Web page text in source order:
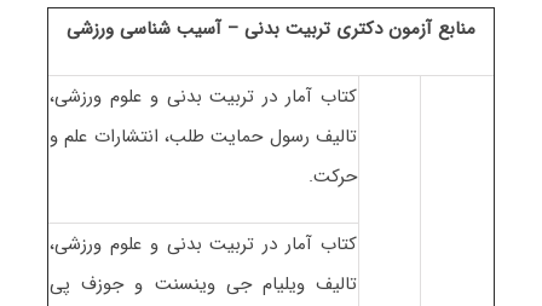
منابع آزمون دکتری تربیت بدنی – آسیب شناسی ورزشی
کتاب آمار در تربیت بدنی و علوم ورزشی،
تالیف رسول حمایت طلب، انتشارات علم و
حرکت.
کتاب آمار در تربیت بدنی و علوم ورزشی،
تالیف ویلیام جی وینسنت و جوزف پی